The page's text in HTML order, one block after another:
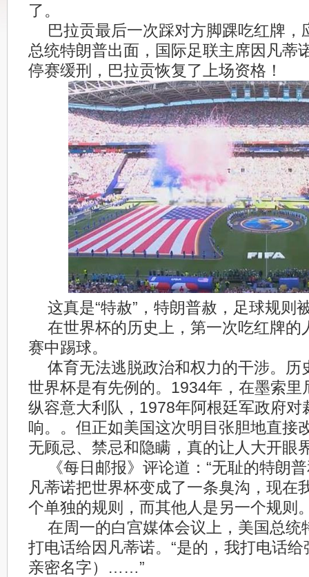
了。
巴拉贡最后一次踩对方脚踝吃红牌，
总统特朗普出面，国际足联主席因凡蒂
停赛缓刑，巴拉贡恢复了上场资格！
这真是“特赦”，特朗普赦，足球规则
在世界杯的历史上，第一次吃红牌的
赛中踢球。
体育无法逃脱政治和权力的干涉。历
世界杯是有先例的。1934年，在墨索里
纵容意大利队，1978年阿根廷军政府对
响。。但正如美国这次明目张胆地直接
无顾忌、禁忌和隐瞒，真的让人大开眼
《每日邮报》评论道：“无耻的特朗
凡蒂诺把世界杯变成了一条臭沟，现在
个单独的规则，而其他人是另一个规则
在周一的白宫媒体会议上，美国总统
打电话给因凡蒂诺。“是的，我打电话
亲密名字）……”